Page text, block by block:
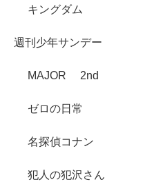
キングダム
週刊少年サンデー
MAJOR 2nd
ゼロの日常
名探偵コナン
犯人の犯沢さん